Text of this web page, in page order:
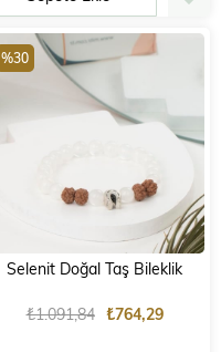
Selenit Doğal Taş Bileklik
₺764,29
₺1.091,84
%30